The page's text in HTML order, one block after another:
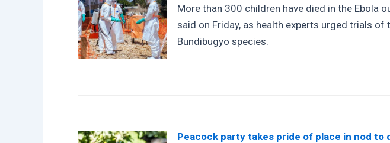
More than 300 children have died in the Ebola
said on Friday, as health experts urged trials
Bundibugyo species.
Peacock party takes pride of place in nod